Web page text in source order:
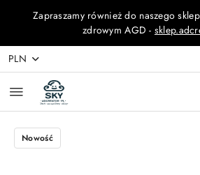
Przejdź do treści głównej
Przejdź do wyszukiwarki
Przejdź do moje konto
Przejdź do menu głównego
Przejdź do opisu produktu
Przejdź do stopki
Zapraszamy również do naszego
zdrowym AGD -
PLN
Nowość